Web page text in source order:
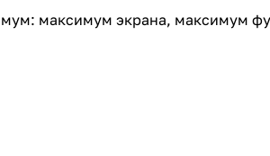
максимум экрана, максимум